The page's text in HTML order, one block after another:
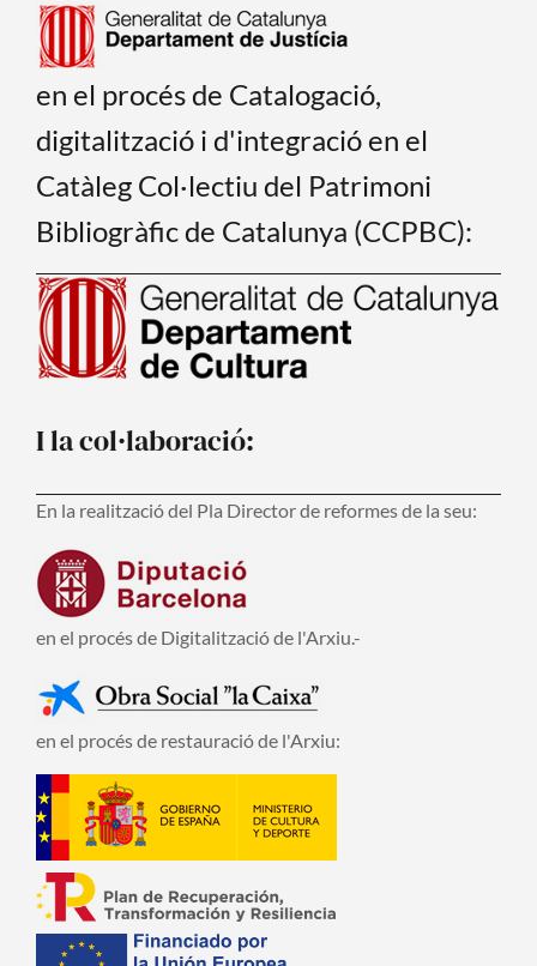
en el procés de Catalogació,
digitalització i d'integració en el
Catàleg Col·lectiu del Patrimoni
Bibliogràfic de Catalunya (CCPBC):
I la col·laboració:
En la realització del Pla Director de reformes de la seu:
en el procés de Digitalització de l'Arxiu.-
en el procés de restauració de l'Arxiu: